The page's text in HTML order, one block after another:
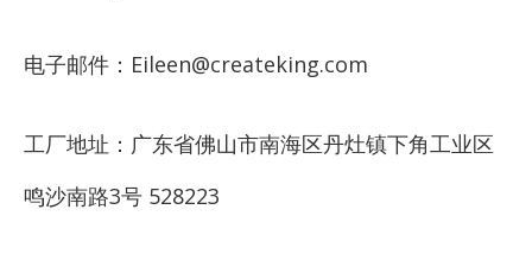
电子邮件：Eileen@createking.com
工厂地址：广东省佛山市南海区丹灶镇下角工业区
鸣沙南路3号 528223